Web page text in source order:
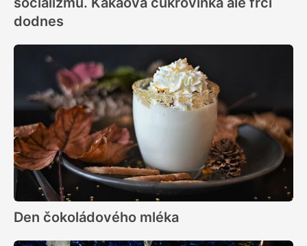
dodnes
Den čokoládového mléka